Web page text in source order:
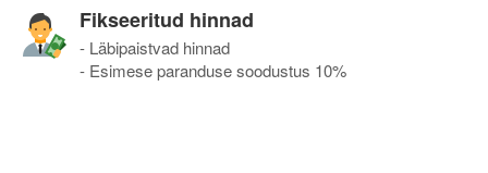
Fikseeritud hinnad
- Läbipaistvad hinnad
- Esimese paranduse soodustus 10%